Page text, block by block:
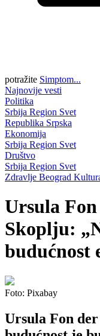
potražite Simptom...
Najnovije vesti
Politika
Srbija Region Svet
Republika Srpska
Ekonomija
Srbija Region Svet
Društvo
Srbija Region Svet
Zdravlje Beograd
Ursula
Skoplju:
budućnost
Foto: Pixabay
Ursula Fon